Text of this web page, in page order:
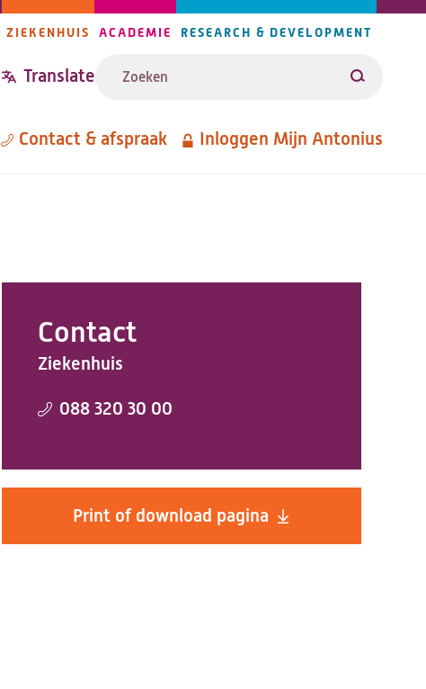
navigatie
ZIEKENHUIS ACADEMIE RESEARCH & DEVELOPMENT
Translate Zoeken
Metanavigatie
Contact & afspraak Inloggen Mijn Antonius
Contact
Ziekenhuis
088 320 30 00
Print of download pagina